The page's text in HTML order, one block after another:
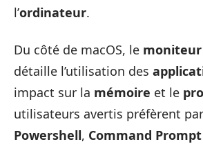
l’ordinateur.
Du côté de macOS, le moniteur
détaille l’utilisation des
impact sur la mémoire et le
utilisateurs avertis préfèrent
Powershell, Command Prompt